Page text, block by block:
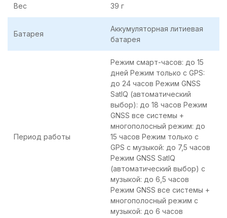
Вес 39 г
Батарея
Аккумуляторная литиевая
батарея
Период работы
Режим смарт-часов: до 15
дней Режим только с GPS:
до 24 часов Режим GNSS
SatIQ (автоматический
выбор): до 18 часов Режим
GNSS все системы +
многополосный режим: до
15 часов Режим только с
GPS с музыкой: до 7,5 часов
Режим GNSS SatIQ
(автоматический выбор) с
музыкой: до 6,5 часов
Режим GNSS все системы +
многополосный режим с
музыкой: до 6 часов